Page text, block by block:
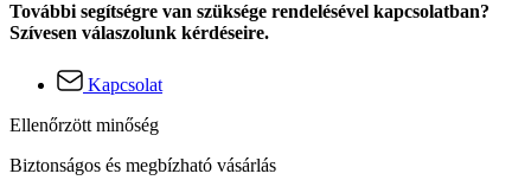
További segítségre van szüksége rendelésével kapcsolatban?
Szívesen válaszolunk kérdéseire.
Kapcsolat
Ellenőrzött minőség
Biztonságos és megbízható vásárlás